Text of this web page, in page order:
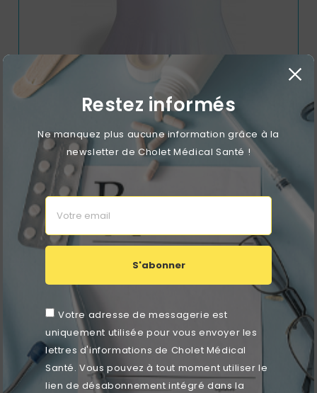
Restez informés
Ne manquez plus aucune information grâce à la
newsletter de Cholet Médical Santé !
S'abonner
Votre adresse de messagerie est
uniquement utilisée pour vous envoyer les
lettres d'informations de Cholet Médical
Santé. Vous pouvez à tout moment utiliser le
lien de désabonnement intégré dans la
Brise Pilules 3 En 1 Orium
Prix
6,90 €
favorite_border